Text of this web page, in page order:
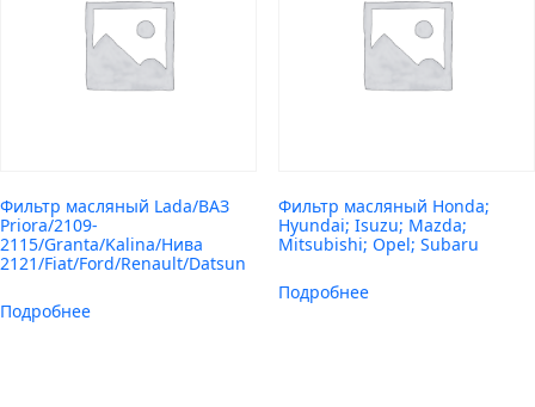
Фильтр масляный Lada/ВАЗ
Priora/2109-
2115/Granta/Kalina/Нива
2121/Fiat/Ford/Renault/Datsun
Подробнее
Фильтр масляный Honda;
Hyundai; Isuzu; Mazda;
Mitsubishi; Opel; Subaru
Подробнее